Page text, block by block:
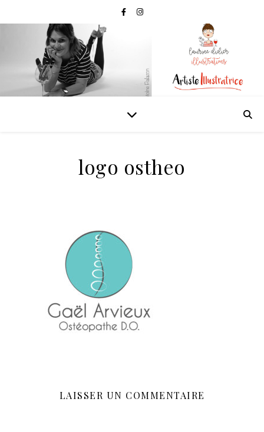
logo ostheo
LAISSER UN COMMENTAIRE